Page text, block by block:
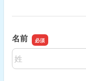
名前
名前の姓